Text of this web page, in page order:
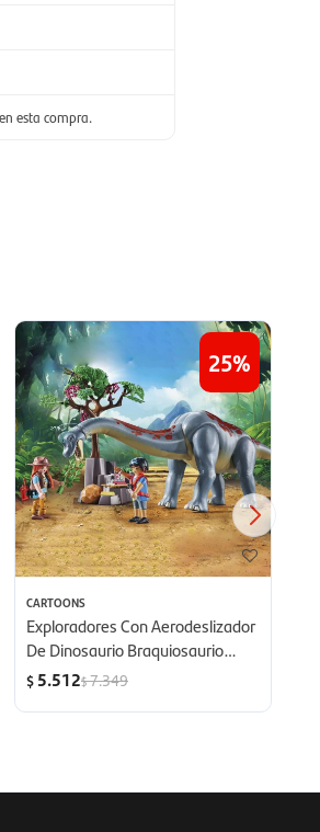
esta compra.
25
CARTOONS
Exploradores Con Aerodeslizador
De Dinosaurio Braquiosaurio
Playmobil - 97 Piezas
$ 5.512$7.349